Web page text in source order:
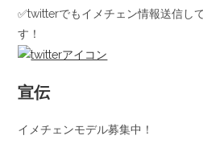
✅twitterでもイメチェン情報送信し
す！
宣伝
イメチェンモデル募集中！